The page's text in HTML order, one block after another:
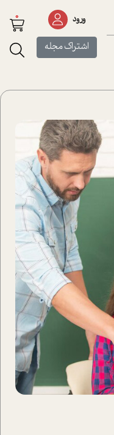
ورود
اشتراک مجله
0